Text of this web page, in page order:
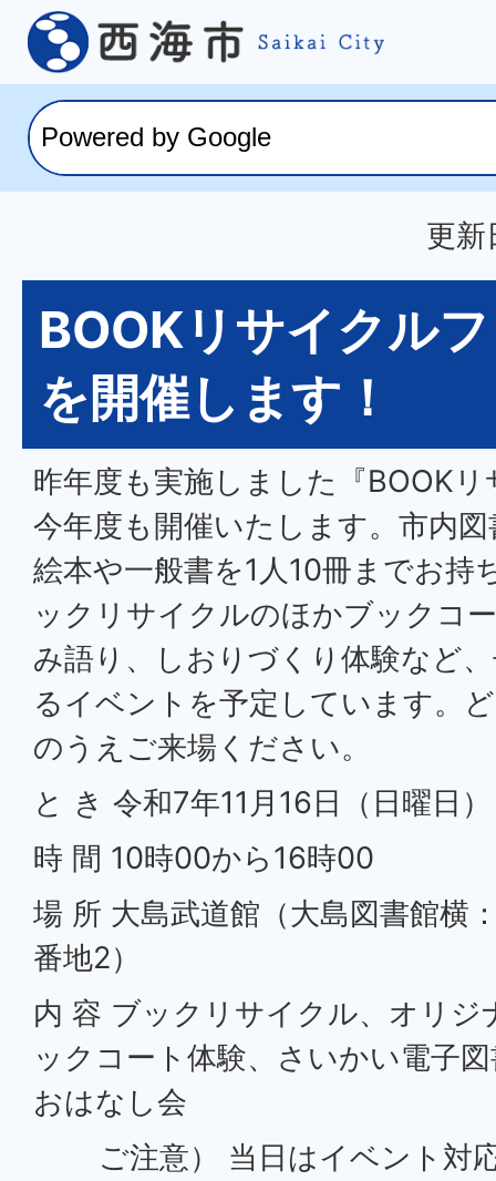
更新
BOOKリサイクル
を開催します！
昨年度も実施しました『BOOK
今年度も開催いたします。市内
絵本や一般書を1人10冊までお持
ックリサイクルのほかブックコ
み語り、しおりづくり体験など
るイベントを予定しています。
のうえご来場ください。
と き 令和7年11月16日（日曜日）
時 間 10時00から16時00
場 所 大島武道館（大島図書館横
番地2）
内 容 ブックリサイクル、オリジ
ックコート体験、さいかい電子
おはなし会
ご注意） 当日はイベント対